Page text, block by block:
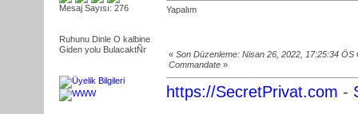
Mesaj Sayısı: 276
Ruhunu Dinle O kalbine
Giden yolu BulacaktÑr
Yapalım
« Son Düzenleme: Nisan 26, 2022, 17:25:34 ÖS
Commandate »
https://SecretPrivat.com -